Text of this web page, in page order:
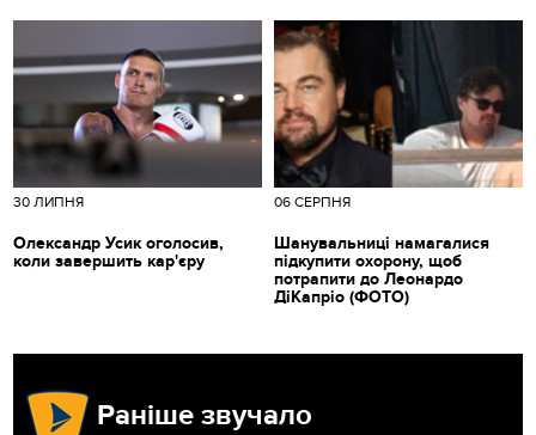
30 ЛИПНЯ
Олександр Усик оголосив,
коли завершить кар'єру
06 СЕРПНЯ
Шанувальниці намагалися
підкупити охорону, щоб
потрапити до Леонардо
ДіКапріо (ФОТО)
Раніше звучало